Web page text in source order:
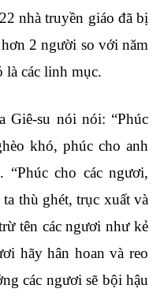
nhà truyền giáo đã bị
2 người so với năm
là các linh mục.
Giê-su nói nói: “Phúc
khó, phúc cho anh
“Phúc cho các ngươi,
thù ghét, trục xuất và
tên các ngươi như kẻ
hãy hân hoan và reo
các ngươi sẽ bội hậu